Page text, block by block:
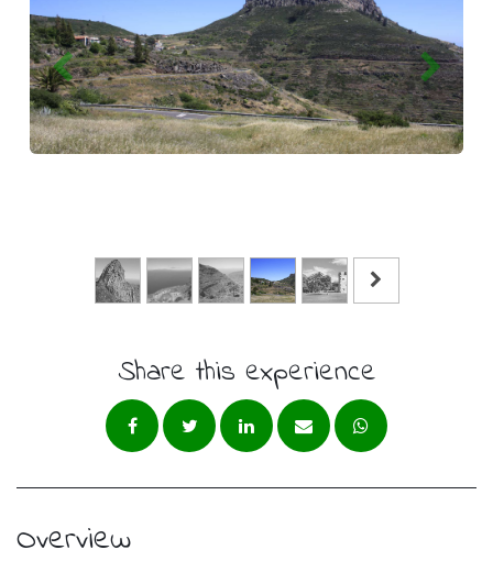
Share this experience
Overview